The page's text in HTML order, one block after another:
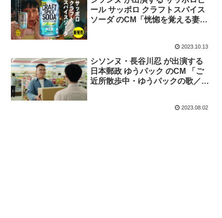
ール サッポロ クラフトスパイス
ソーダ のCM「恍惚を覚える妻」
2023.10.13
シソンヌ・長谷川忍 が出演する
日本郵政 ゆうパック のCM 「ご
近所散歩中・ゆうパックの歌／コ
2023.08.02